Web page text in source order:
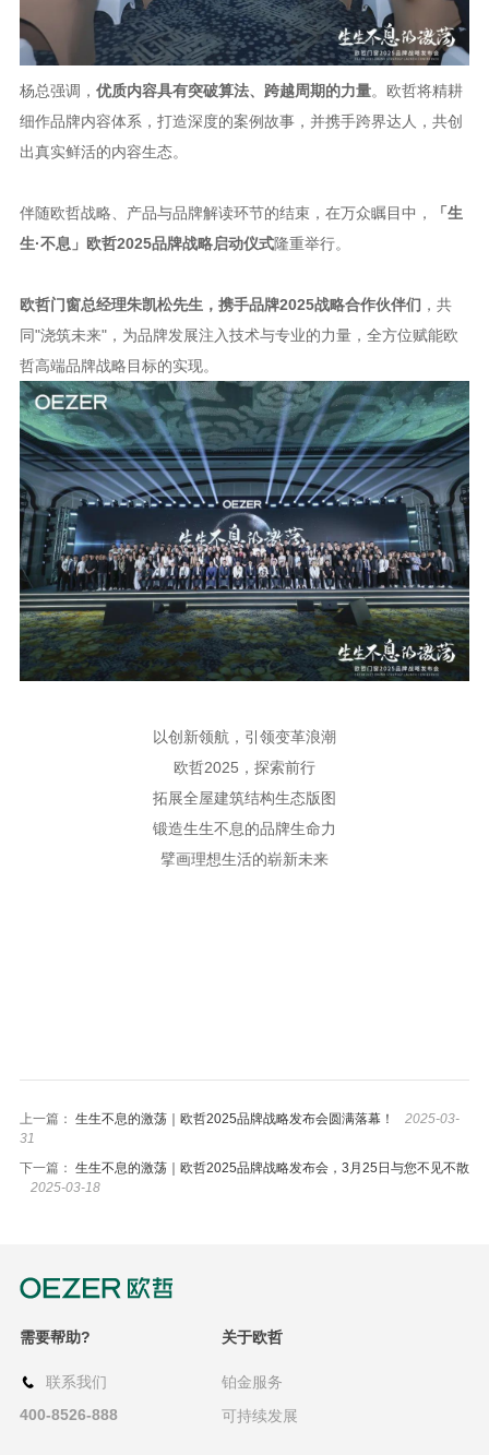
杨总强调， 优质内容具有突破算法、跨越周期的力量。欧哲将精耕
细作品牌内容体系，打造深度的案例故事，并携手跨界达人，共创
出真实鲜活的内容生态。
伴随欧哲战略、产品与品牌解读环节的结束，在万众瞩目中，
「生
生·不息」欧哲2025品牌战略启动仪式隆重举行。
欧哲门窗总经理朱凯松先生，携手品牌2025战略合作伙伴们 ，共
同"浇筑未来"，为品牌发展注入技术与专业的力量，全方位赋能欧
哲高端品牌战略目标的实现。
以创新领航，引领变革浪潮
欧哲2025，探索前行
拓展全屋建筑结构生态版图
锻造生生不息的品牌生命力
擘画理想生活的崭新未来
上一篇： 生生不息的激荡｜欧哲2025品牌战略发布会圆满落幕！
2025-03-
31
下一篇： 生生不息的激荡｜欧哲2025品牌战略发布会，3月25日与您不见不散
2025-03-18
需要帮助?
联系我们
400-8526-888
关于欧哲
铂金服务
可持续发展